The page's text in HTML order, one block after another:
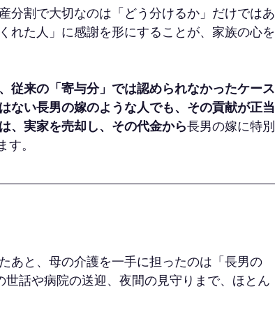
分割で大切なのは「どう分けるか」だけではあ
れた人」に感謝を形にすることが、家族の心を
従来の「寄与分」では認められなかったケース
ない長男の嫁のような人でも、その貢献が正当
、実家を売却し、その代金から長男の嫁に特別
。
あと、母の介護を一手に担ったのは「長男の
話や病院の送迎、夜間の見守りまで、ほとん